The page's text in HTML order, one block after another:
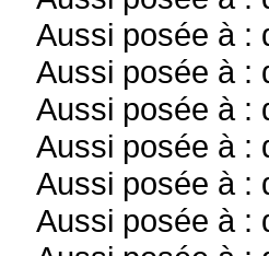
Aussi posée à :
Aussi posée à :
Aussi posée à :
Aussi posée à :
Aussi posée à :
Aussi posée à :